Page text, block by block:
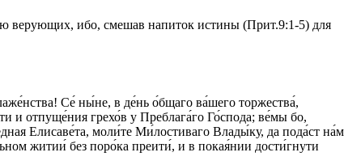
верующих, ибо, смешав напиток истины (Прит.9:1-5) для
Се́ ны́не, в де́нь о́бщаго ва́шего торжества́,
и отпуще́ния грехо́в у Преблага́го Го́спода; ве́мы бо,
Елисаве́та, моли́те Ми́лостиваго Влады́ку, да пода́ст на́м
житии́ без поро́ка преити́, и в покая́нии дости́гнути